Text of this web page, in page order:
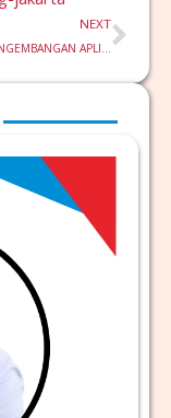
NEXT
TRAINING PENGEMBANGAN APLIKASI DENGAN FLUTTER DAN FIREBASE